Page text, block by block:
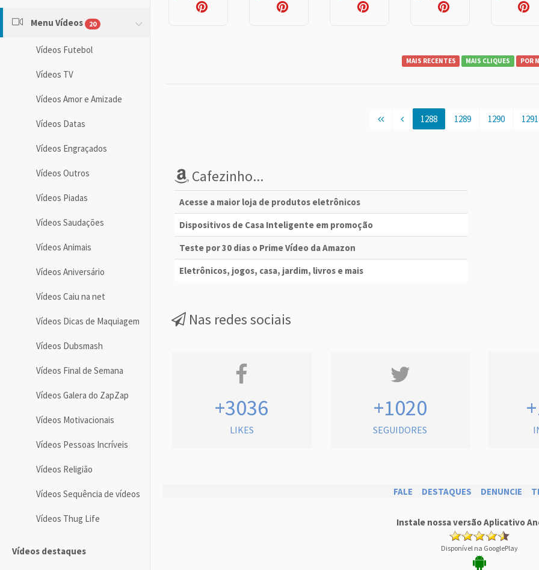
Menu Vídeos 20
Vídeos Futebol
Vídeos TV
Vídeos Amor e Amizade
Vídeos Datas
Vídeos Engraçados
Vídeos Outros
Vídeos Piadas
Vídeos Saudações
Vídeos Animais
Vídeos Aniversário
Vídeos Caiu na net
Vídeos Dicas de Maquiagem
Vídeos Dubsmash
Vídeos Final de Semana
Vídeos Galera do ZapZap
Vídeos Motivacionais
Vídeos Pessoas Incríveis
Vídeos Religião
Vídeos Sequência de vídeos
Vídeos Thug Life
Vídeos destaques
MAIS RECENTES MAIS CLIQUES POR
1288 1289 1290 1291
Cafezinho...
Acesse a maior loja de produtos eletrônicos
Dispositivos de Casa Inteligente em promoção
Teste por 30 dias o Prime Vídeo da Amazon
Eletrônicos, jogos, casa, jardim, livros e mais
Nas redes sociais
+3036
LIKES
+1020
SEGUIDORES
FALE DESTAQUES DENUNCIE
Instale nossa versão Aplicativo
Disponível na GooglePlay